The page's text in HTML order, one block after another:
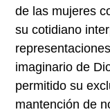
de las mujeres
su cotidiano
imaginario de
permitido su
mantención de